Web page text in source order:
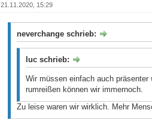
21.11.2020, 15:29
neverchange schrieb:
luc schrieb:
Wir müssen einfach auch
rumreißen können wir immernoch.
Zu leise waren wir wirklich. Mehr